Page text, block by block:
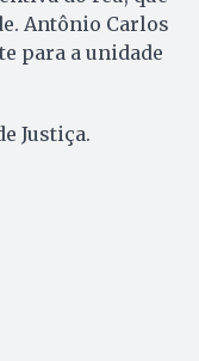
Antônio Carlos
para a unidade
Justiça.